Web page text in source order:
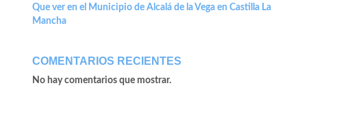
Que ver en el Municipio de Alcalá de la Vega en Castilla La
Mancha
COMENTARIOS RECIENTES
No hay comentarios que mostrar.